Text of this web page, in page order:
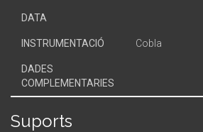
DATA
INSTRUMENTACIÓ Cobla
DADES
COMPLEMENTARIES
Suports